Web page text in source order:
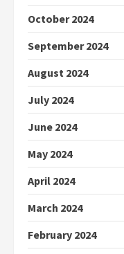
October 2024
September 2024
August 2024
July 2024
June 2024
May 2024
April 2024
March 2024
February 2024